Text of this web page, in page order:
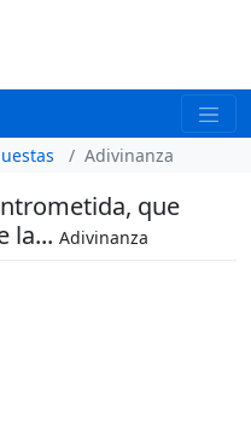
Adivinanza
que
la... Adivinanza